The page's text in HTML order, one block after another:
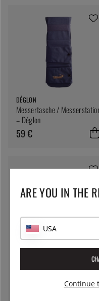
DÉGLON
Messertasche /
– Déglon
59 €
Magnetischer Messerständer
aus Buchenholz - Cristel
ARE YOU IN THE
USA
Continue